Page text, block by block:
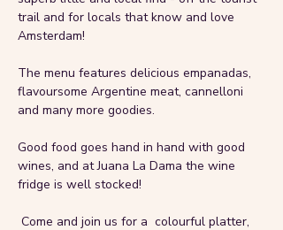
trail and for locals that know and love
Amsterdam!
The menu features delicious empanadas,
flavoursome Argentine meat, cannelloni
and many more goodies.
Good food goes hand in hand with good
wines, and at Juana La Dama the wine
fridge is well stocked!